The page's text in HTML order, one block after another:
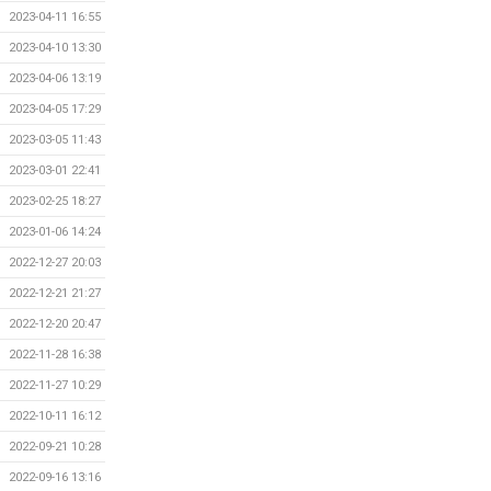
2023-04-11 16:55
2023-04-10 13:30
2023-04-06 13:19
2023-04-05 17:29
2023-03-05 11:43
2023-03-01 22:41
2023-02-25 18:27
2023-01-06 14:24
2022-12-27 20:03
2022-12-21 21:27
2022-12-20 20:47
2022-11-28 16:38
2022-11-27 10:29
2022-10-11 16:12
2022-09-21 10:28
2022-09-16 13:16